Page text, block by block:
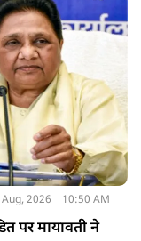
2026 10:50 AM
पर मायावती ने